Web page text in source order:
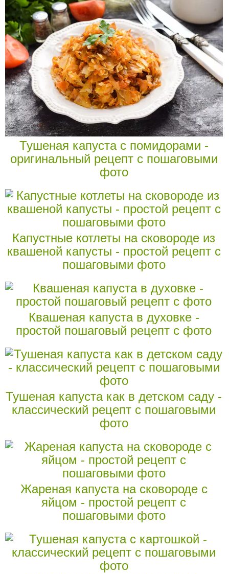
Тушеная капуста с помидорами -
оригинальный рецепт с пошаговыми
фото
Капустные котлеты на сковороде из
квашеной капусты - простой рецепт с
пошаговыми фото
Квашеная капуста в духовке -
простой пошаговый рецепт с фото
Тушеная капуста как в детском саду -
классический рецепт с пошаговыми
фото
Жареная капуста на сковороде с
яйцом - простой рецепт с
пошаговыми фото